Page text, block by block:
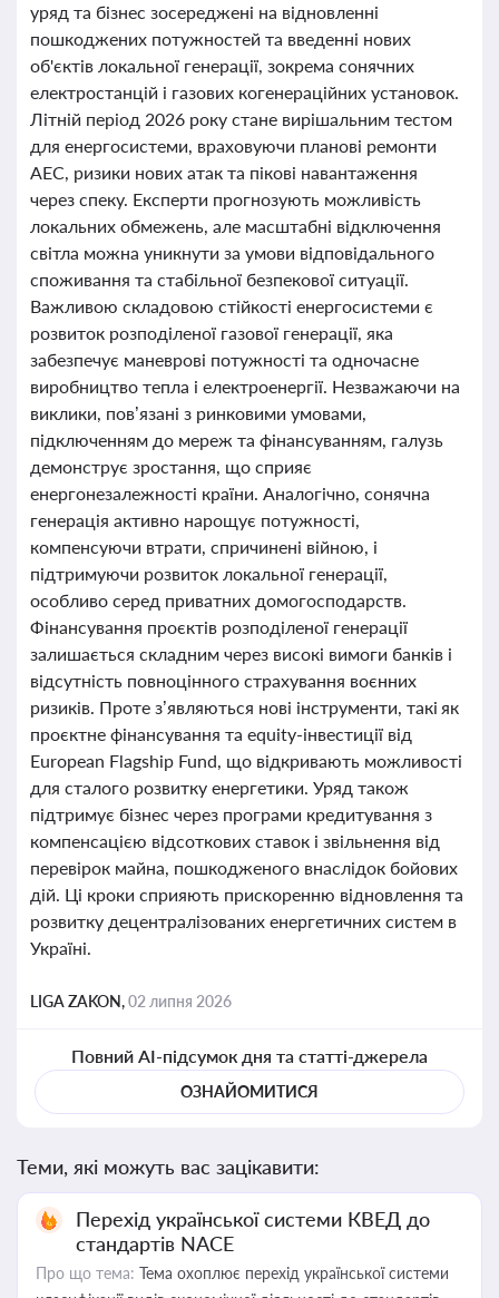
уряд та бізнес зосереджені на відновленні
пошкоджених потужностей та введенні нових
об'єктів локальної генерації, зокрема сонячних
електростанцій і газових когенераційних установок.
Літній період 2026 року стане вирішальним тестом
для енергосистеми, враховуючи планові ремонти
АЕС, ризики нових атак та пікові навантаження
через спеку. Експерти прогнозують можливість
локальних обмежень, але масштабні відключення
світла можна уникнути за умови відповідального
споживання та стабільної безпекової ситуації.
Важливою складовою стійкості енергосистеми є
розвиток розподіленої газової генерації, яка
забезпечує маневрові потужності та одночасне
виробництво тепла і електроенергії. Незважаючи на
виклики, пов’язані з ринковими умовами,
підключенням до мереж та фінансуванням, галузь
демонструє зростання, що сприяє
енергонезалежності країни. Аналогічно, сонячна
генерація активно нарощує потужності,
компенсуючи втрати, спричинені війною, і
підтримуючи розвиток локальної генерації,
особливо серед приватних домогосподарств.
Фінансування проєктів розподіленої генерації
залишається складним через високі вимоги банків і
відсутність повноцінного страхування воєнних
ризиків. Проте з’являються нові інструменти, такі як
проєктне фінансування та equity-інвестиції від
European Flagship Fund, що відкривають можливості
для сталого розвитку енергетики. Уряд також
підтримує бізнес через програми кредитування з
компенсацією відсоткових ставок і звільнення від
перевірок майна, пошкодженого внаслідок бойових
дій. Ці кроки сприяють прискоренню відновлення та
розвитку децентралізованих енергетичних систем в
Україні.
LIGA ZAKON,02 липня 2026
Повний AI-підсумок дня та статті-джерела
ОЗНАЙОМИТИСЯ
Теми, які можуть вас зацікавити:
Перехід української системи КВЕД до
стандартів NACE
Про що тема: Тема охоплює перехід української системи